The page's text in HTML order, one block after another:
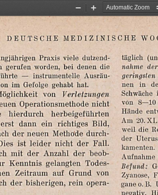
Zoom
Out
Zoom
Praxis viele dutzend-
gerufen worden, bei denen die
instrumentelle
Ausräu-
im Gefolge gehabt hat.
von
Verletzungen
Operationsmethodenicht
hierdurch
herbeigeführten
erst dann ein richtiges
Bild,
der neuen Methode durch-
ist leider nicht der
Fall.
mit der Anzahl der
beob-
Kenntnis gelangten
Todes-
Zeitraum auf Grund
von
der bisherigen, rein opera-
DEUTSCHE MEDIZINISCHE
täglich
nahme der
geringsten
nen
in
Schwäche
von
8—10
Hände
Am 20.XI.
weil die
der
kamenten.
Aufnahme
Befund:
Zyanose,
ganeo.B.
negativ.